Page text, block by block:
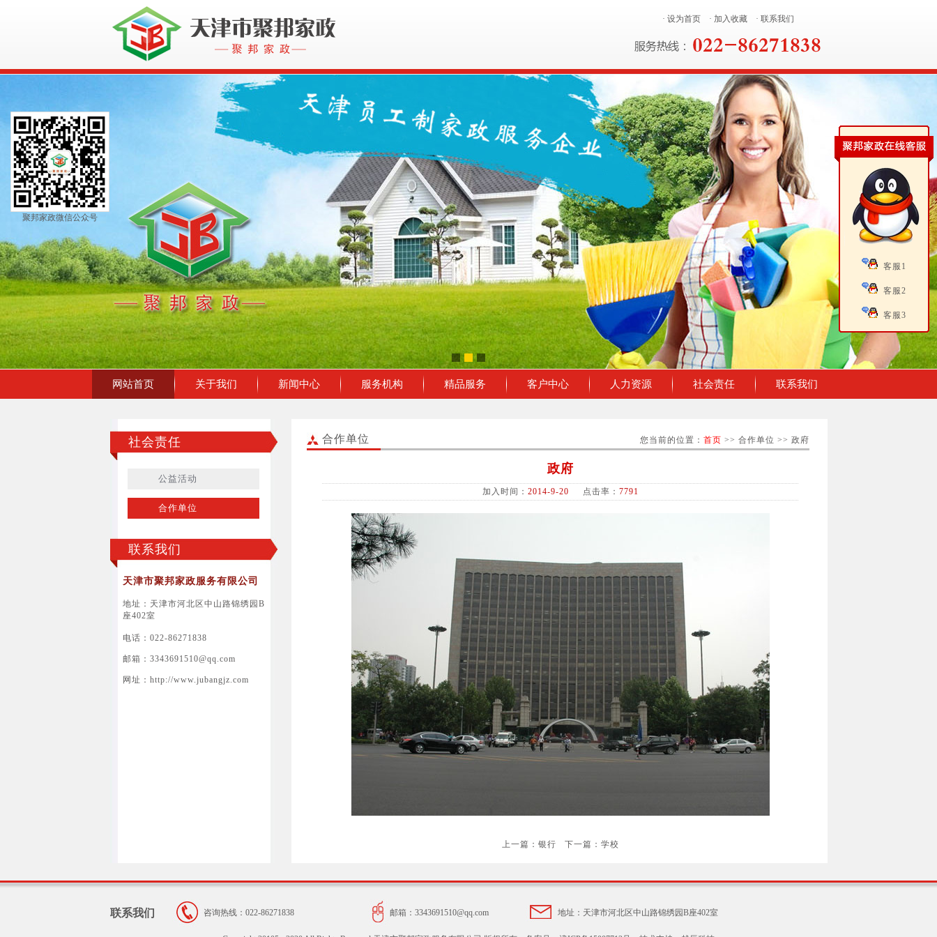
· 设为首页 · 加入收藏 · 联系我们
网站首页 关于我们 新闻中心 服务机构 精品服务 客户中心 人力资源 社会责任 联系我们
社会责任
公益活动
合作单位
联系我们
天津市聚邦家政服务有限公司
地址：天津市河北区中山路锦绣园B
座402室
电话：022-86271838
邮箱：3343691510@qq.com
网址：http://www.jubangjz.com
合作单位 您当前的位置： 首页 >> 合作单位 >> 政府
政府
加入时间： 2014-9-20 点击率： 7791
上一篇： 银行 下一篇： 学校
联系我们 咨询热线：022-86271838 邮箱：3343691510@qq.com 地址：天津市河北区中山路锦绣园B座402室
聚邦家政微信公众号
客服1
客服2
客服3